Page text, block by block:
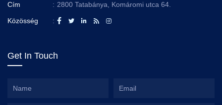
Cím : 2800 Tatabánya, Komáromi utca 64.
Közösség :
Get In Touch